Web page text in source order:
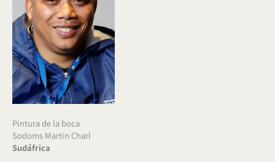
Pintura de la boca
Sodoms Martin Charl
Sudáfrica